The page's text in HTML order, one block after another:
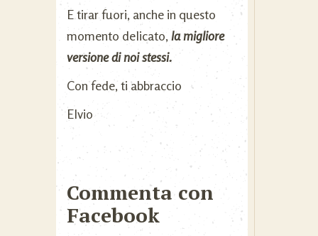
E tirar fuori, anche in questo
momento delicato,la migliore
versione di noi stessi.
Con fede, ti abbraccio
Elvio
Commenta con
Facebook